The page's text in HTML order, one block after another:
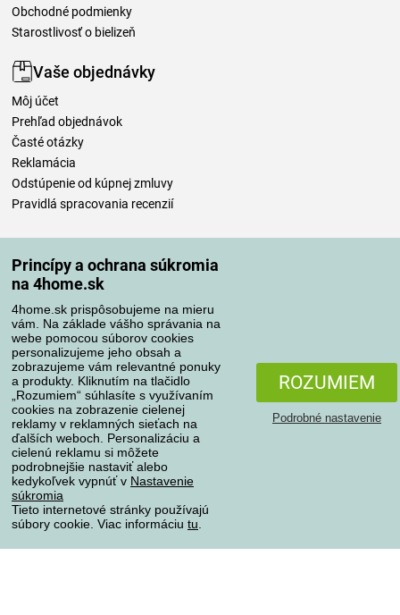
Princípy a ochrana súkromia
na 4home.sk
4home.sk prispôsobujeme na mieru
vám. Na základe vášho správania na
webe pomocou súborov cookies
personalizujeme jeho obsah a
zobrazujeme vám relevantné ponuky
a produkty. Kliknutím na tlačidlo
„Rozumiem“ súhlasíte s využívaním
cookies na zobrazenie cielenej
reklamy v reklamných sieťach na
ďalších weboch. Personalizáciu a
cielenú reklamu si môžete
podrobnejšie nastaviť alebo
kedykoľvek vypnúť v Nastavenie
súkromia
Tieto internetové stránky používajú
súbory cookie. Viac informáciu tu
ROZUMIEM
Podrobné nastavenie
Obchodné podmienky
Starostlivosť o bielizeň
Vaše objednávky
Môj účet
Prehľad objednávok
Časté otázky
Reklamácia
Odstúpenie od kúpnej zmluvy
Pravidlá spracovania recenzií
Spôsoby platby
Spoľahlivý obchod